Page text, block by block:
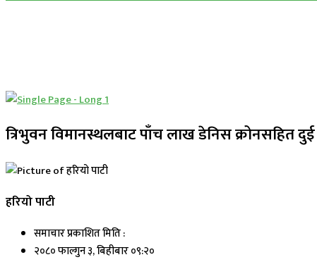
त्रिभुवन विमानस्थलबाट पाँच लाख डेनिस क्रोनसहित दुई
हरियो पाटी
समाचार प्रकाशित मिति :
२०८० फाल्गुन ३, बिहीबार ०९:२०